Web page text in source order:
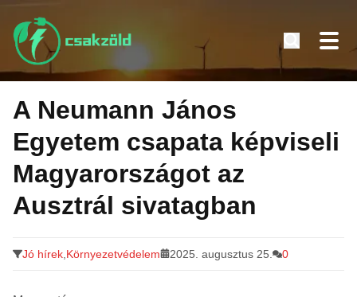
Tovább
tartalomra
A Neumann János
Egyetem csapata képviseli
Magyarországot az
Ausztrál sivatagban
Jó hírek Környezetvédelem 2025. augusztus 25. 0